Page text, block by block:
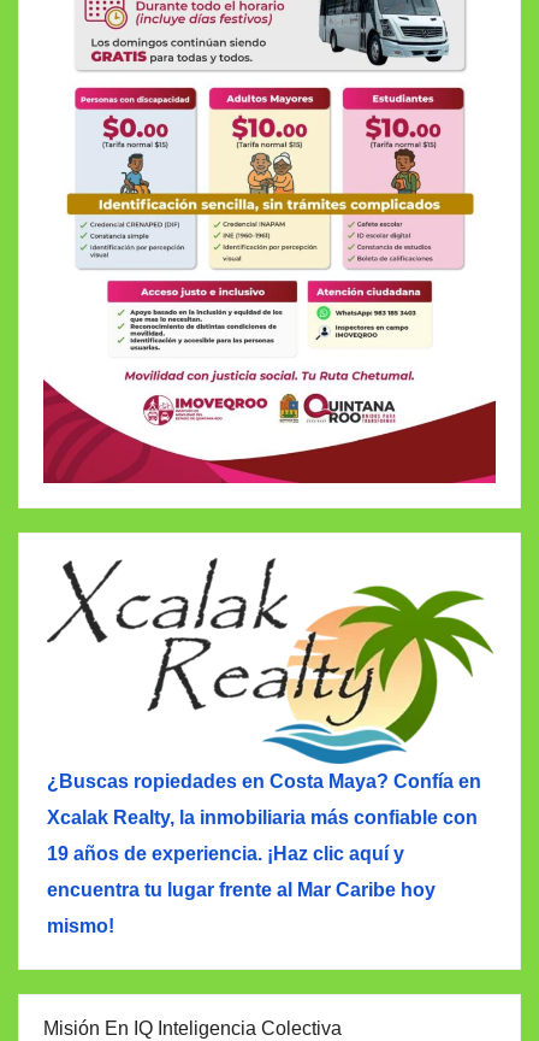
¿Buscas ropiedades en Costa Maya? Confía en
Xcalak Realty, la inmobiliaria más confiable con
19 años de experiencia. ¡Haz clic aquí y
encuentra tu lugar frente al Mar Caribe hoy
mismo!
Misión En IQ Inteligencia Colectiva